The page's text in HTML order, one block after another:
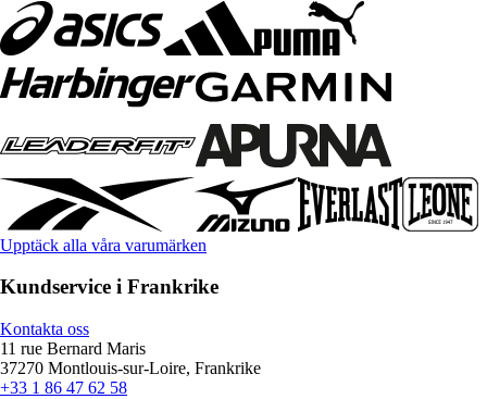
Upptäck alla våra varumärken
Kundservice i Frankrike
Kontakta oss
11 rue Bernard Maris
37270 Montlouis-sur-Loire, Frankrike
+33 1 86 47 62 58